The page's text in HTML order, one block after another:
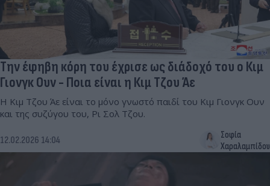
Την έφηβη κόρη του έχρισε ως διάδοχό του ο Κιμ
Γιονγκ Ουν - Ποια είναι η Κιμ Τζου Άε
Η Κιμ Τζου Άε είναι το μόνο γνωστό παιδί του Κιμ Γιονγκ Ουν
και της συζύγου του, Ρι Σολ Τζου.
12.02.2026 14:04
Σοφία
Χαραλαμπίδου